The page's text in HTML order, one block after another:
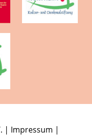
| Impressum |